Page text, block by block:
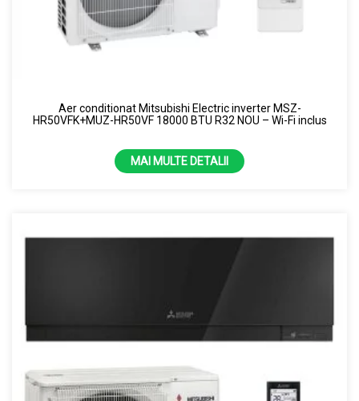
Aer conditionat Mitsubishi Electric inverter MSZ-
HR50VFK+MUZ-HR50VF 18000 BTU R32 NOU – Wi-Fi inclus
MAI MULTE DETALII